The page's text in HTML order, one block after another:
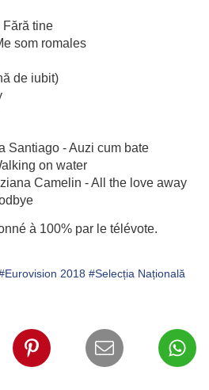
Fără tine
som romales
de iubit)
Santiago - Auzi cum bate
on water
Camelin - All the love away
à 100% par le télévote.
2018 #Selecția Națională